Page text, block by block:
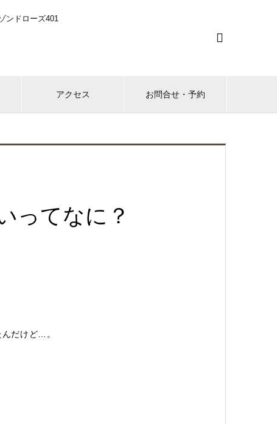
ンドローズ401

アクセス お問合せ・予約
ってなに？
だけど…。